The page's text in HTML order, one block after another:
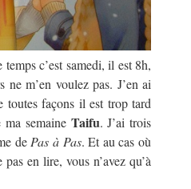
c’est samedi, il est 8h,
m’en voulez pas. J’en ai
façons il est trop tard
semaine Taifu. J’ai trois
de Pas à Pas. Et au cas où
en lire, vous n’avez qu’à